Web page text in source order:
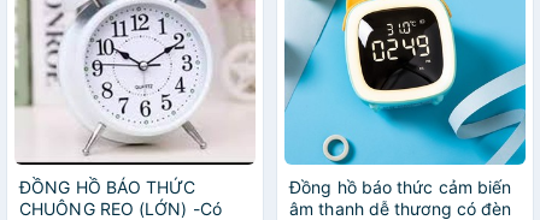
ĐỒNG HỒ BÁO THỨC
CHUÔNG REO (LỚN) -Có
Đồng hồ báo thức cảm biến
âm thanh dễ thương có đèn